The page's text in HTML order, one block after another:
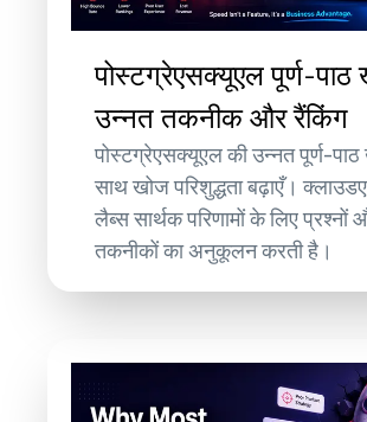
पोस्टग्रेएसक्यूएल पूर्ण-पाठ
उन्नत तकनीक और रैंकिंग
पोस्टग्रेएसक्यूएल की उन्नत पूर्ण-
साथ खोज परिशुद्धता बढ़ाएँ।
लैब्स सार्थक परिणामों के लिए प्रश्नों
तकनीकों का अनुकूलन करती है।